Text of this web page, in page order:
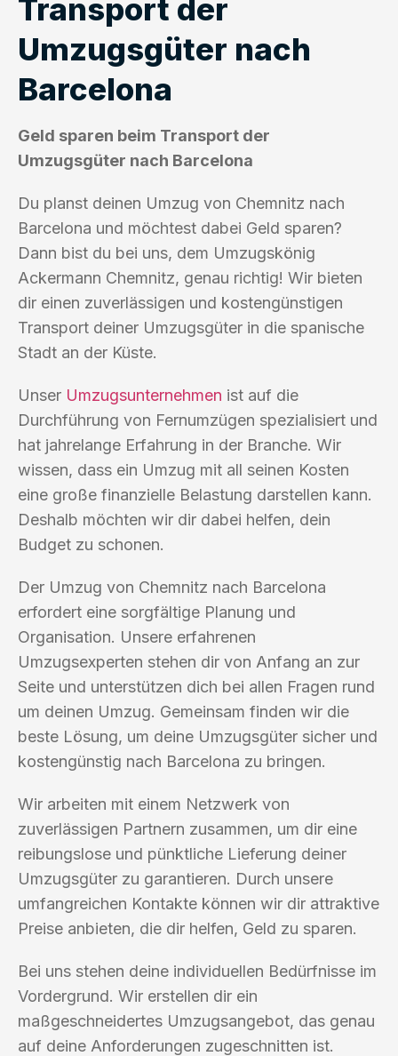
Transport der
Umzugsgüter nach
Barcelona
Geld sparen beim Transport der
Umzugsgüter nach Barcelona
Du planst deinen Umzug von Chemnitz nach
Barcelona und möchtest dabei Geld sparen?
Dann bist du bei uns, dem Umzugskönig
Ackermann Chemnitz, genau richtig! Wir bieten
dir einen zuverlässigen und kostengünstigen
Transport deiner Umzugsgüter in die spanische
Stadt an der Küste.
Unser Umzugsunternehmen ist auf die
Durchführung von Fernumzügen spezialisiert und
hat jahrelange Erfahrung in der Branche. Wir
wissen, dass ein Umzug mit all seinen Kosten
eine große finanzielle Belastung darstellen kann.
Deshalb möchten wir dir dabei helfen, dein
Budget zu schonen.
Der Umzug von Chemnitz nach Barcelona
erfordert eine sorgfältige Planung und
Organisation. Unsere erfahrenen
Umzugsexperten stehen dir von Anfang an zur
Seite und unterstützen dich bei allen Fragen rund
um deinen Umzug. Gemeinsam finden wir die
beste Lösung, um deine Umzugsgüter sicher und
kostengünstig nach Barcelona zu bringen.
Wir arbeiten mit einem Netzwerk von
zuverlässigen Partnern zusammen, um dir eine
reibungslose und pünktliche Lieferung deiner
Umzugsgüter zu garantieren. Durch unsere
umfangreichen Kontakte können wir dir attraktive
Preise anbieten, die dir helfen, Geld zu sparen.
Bei uns stehen deine individuellen Bedürfnisse im
Vordergrund. Wir erstellen dir ein
maßgeschneidertes Umzugsangebot, das genau
auf deine Anforderungen zugeschnitten ist.